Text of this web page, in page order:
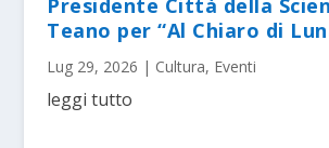
Presidente Città della
Teano per “Al Chiaro di
Lug 29, 2026 | Cultura, Eventi
leggi tutto